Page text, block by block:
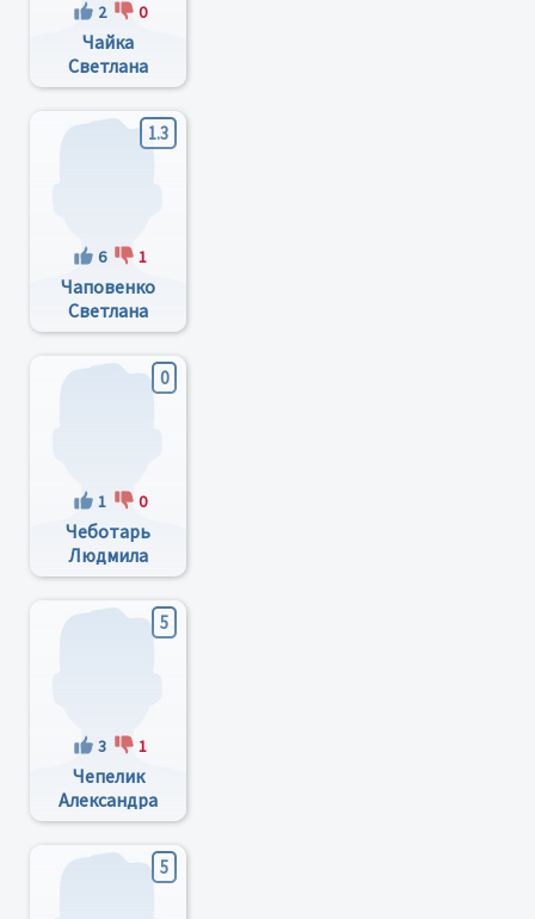
2 0
Чайка
Светлана
Арсеньтьевна
1.3
6 1
Чаповенко
Светлана
Александровна
0
1 0
Чеботарь
Людмила
Ивановна
5
3 1
Чепелик
Александра
Анатольевна
5